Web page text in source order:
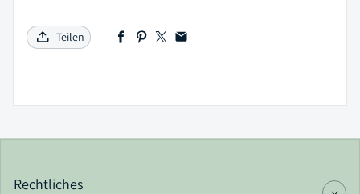
Teilen
Rechtliches